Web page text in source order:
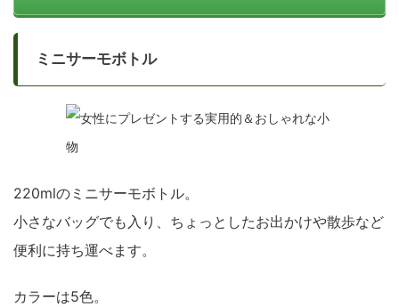
ミニサーモボトル
220mlのミニサーモボトル。
小さなバッグでも入り、ちょっとしたお出かけや散歩など
便利に持ち運べます。
カラーは5色。